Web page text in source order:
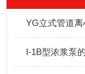
YG立式管道
I-1B型浓浆泵